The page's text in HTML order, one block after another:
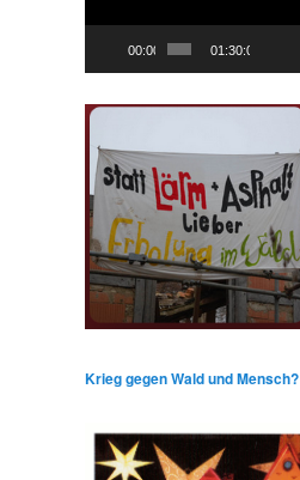
00:00 01:30:01
Krieg gegen Wald und Mensch?